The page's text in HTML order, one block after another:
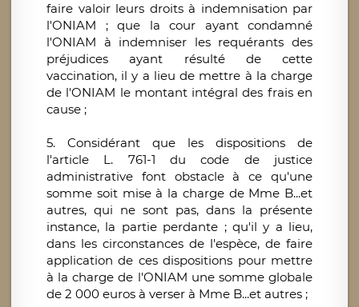
faire valoir leurs droits à indemnisation par
l'ONIAM ; que la cour ayant condamné
l'ONIAM à indemniser les requérants des
préjudices ayant résulté de cette
vaccination, il y a lieu de mettre à la charge
de l'ONIAM le montant intégral des frais en
cause ;
5. Considérant que les dispositions de
l'article L. 761-1 du code de justice
administrative font obstacle à ce qu'une
somme soit mise à la charge de Mme B...et
autres, qui ne sont pas, dans la présente
instance, la partie perdante ; qu'il y a lieu,
dans les circonstances de l'espèce, de faire
application de ces dispositions pour mettre
à la charge de l'ONIAM une somme globale
de 2 000 euros à verser à Mme B...et autres ;